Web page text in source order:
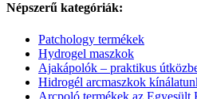
Népszerű kategóriák:
Patchology termékek
Hydrogel maszkok
Ajakápolók – praktikus
Hidrogél arcmaszkok
Arcpoló termékek az Egyesült